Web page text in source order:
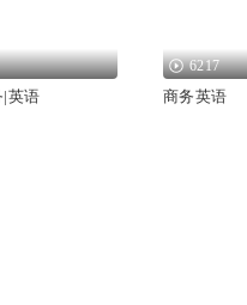
|英语
6217
商务英语